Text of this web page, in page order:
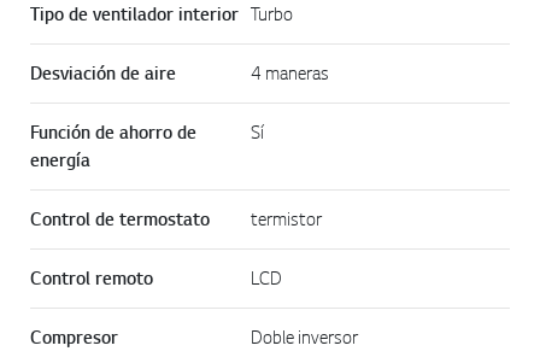
Tipo de ventilador interior Turbo
Desviación de aire 4 maneras
Función de ahorro de
energía
Sí
Control de termostato termistor
Control remoto LCD
Compresor Doble inversor